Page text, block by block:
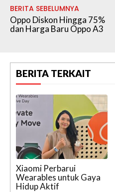
BERITA SEBELUMNYA
Oppo Diskon Hingga 75%
dan Harga Baru Oppo A3
BERITA TERKAIT
Xiaomi Perbarui
Wearables untuk Gaya
Hidup Aktif